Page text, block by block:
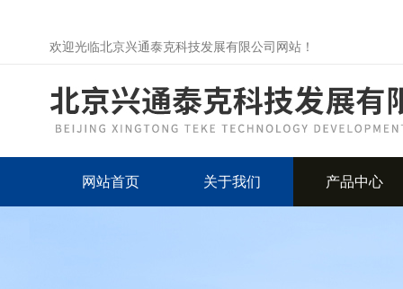
欢迎光临北京兴通泰克科技发展有限公司网站！
网站首页 关于我们 产品中心